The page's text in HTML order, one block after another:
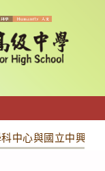
中心與國立中興大